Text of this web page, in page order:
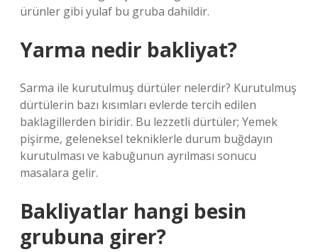
ürünler gibi yulaf bu gruba dahildir.
Yarma nedir bakliyat?
Sarma ile kurutulmuş dürtüler nelerdir? Kurutulmuş
dürtülerin bazı kısımları evlerde tercih edilen
baklagillerden biridir. Bu lezzetli dürtüler; Yemek
pişirme, geleneksel tekniklerle durum buğdayın
kurutulması ve kabuğunun ayrılması sonucu
masalara gelir.
Bakliyatlar hangi besin
grubuna girer?